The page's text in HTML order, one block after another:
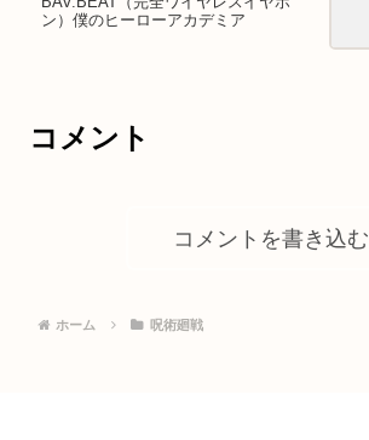
ン）僕のヒーローアカデミア
コメント
コメントを書き込む
ホーム 呪術廻戦